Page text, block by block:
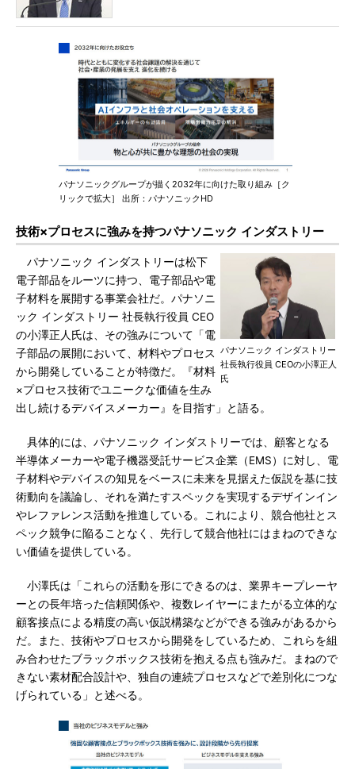
パナソニックグループが描く2032年に向けた取り組み［ク
リックで拡大］ 出所：パナソニックHD
技術×プロセスに強みを持つパナソニック インダストリー
パナソニック インダストリー
社長執行役員 CEOの小澤正人
氏
パナソニック インダストリーは松下
電子部品をルーツに持つ、電子部品や電
子材料を展開する事業会社だ。パナソニ
ック インダストリー 社長執行役員 CEO
の小澤正人氏は、その強みについて「電
子部品の展開において、材料やプロセス
から開発していることが特徴だ。『材料
×プロセス技術でユニークな価値を生み
出し続けるデバイスメーカー』を目指す」と語る。
具体的には、パナソニック インダストリーでは、顧客となる
半導体メーカーや電子機器受託サービス企業（EMS）に対し、電
子材料やデバイスの知見をベースに未来を見据えた仮説を基に技
術動向を議論し、それを満たすスペックを実現するデザインイン
やレファレンス活動を推進している。これにより、競合他社とス
ペック競争に陥ることなく、先行して競合他社にはまねのできな
い価値を提供している。
小澤氏は「これらの活動を形にできるのは、業界キープレーヤ
ーとの長年培った信頼関係や、複数レイヤーにまたがる立体的な
顧客接点による精度の高い仮説構築などができる強みがあるから
だ。また、技術やプロセスから開発をしているため、これらを組
み合わせたブラックボックス技術を抱える点も強みだ。まねので
きない素材配合設計や、独自の連続プロセスなどで差別化につな
げられている」と述べる。